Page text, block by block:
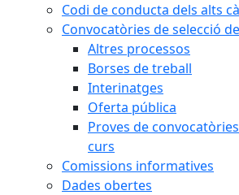
Codi de conducta dels alts
Convocatòries de selecció
Altres processos
Borses de treball
Interinatges
Oferta pública
Proves de
curs
Comissions informatives
Dades obertes